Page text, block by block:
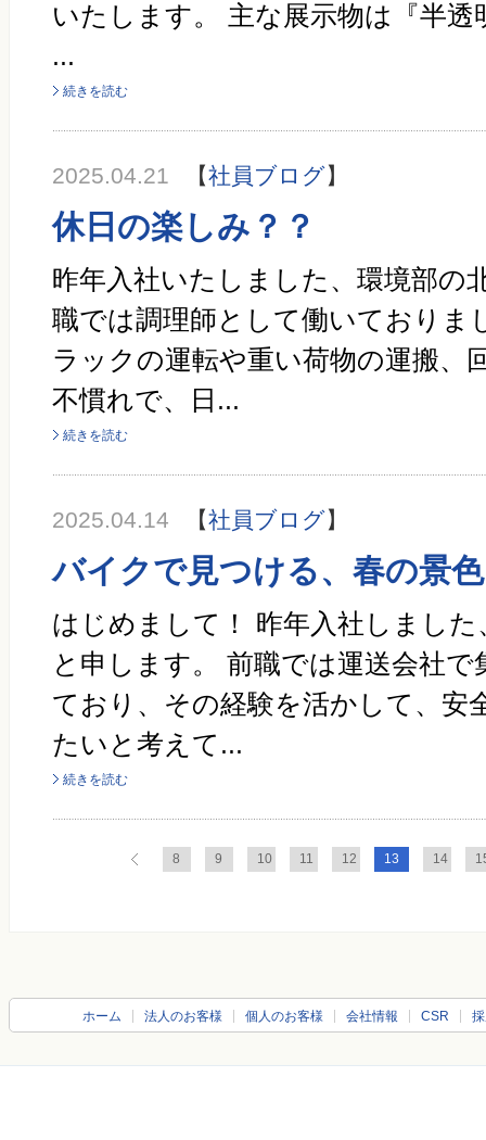
いたします。 主な展示物は『半
...
続きを読む
2025.04.21 【社員ブログ】
休日の楽しみ？？
昨年入社いたしました、環境部の
職では調理師として働いておりま
ラックの運転や重い荷物の運搬、
不慣れで、日...
続きを読む
2025.04.14 【社員ブログ】
バイクで見つける、春の景色
はじめまして！ 昨年入社しました
と申します。 前職では運送会社
ており、その経験を活かして、安
たいと考えて...
続きを読む
8 9 10 11 12 13 14
ホーム 法人のお客様 個人のお客様 会社情報 CSR